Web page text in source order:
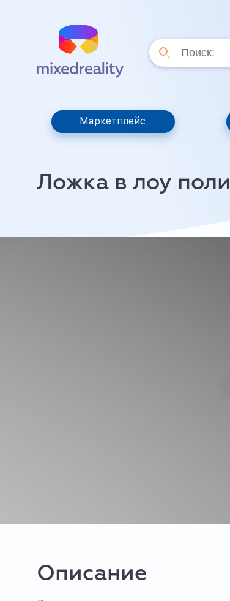
Маркетплейс
Ложка в лоу поли
Описание